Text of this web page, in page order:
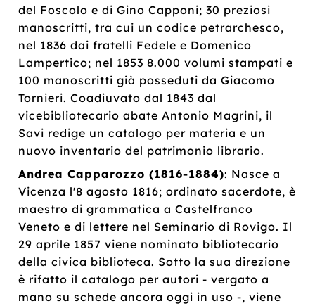
del Foscolo e di Gino Capponi; 30 preziosi
manoscritti, tra cui un codice petrarchesco,
nel 1836 dai fratelli Fedele e Domenico
Lampertico; nel 1853 8.000 volumi stampati e
100 manoscritti già posseduti da Giacomo
Tornieri. Coadiuvato dal 1843 dal
vicebibliotecario abate Antonio Magrini, il
Savi redige un catalogo per materia e un
nuovo inventario del patrimonio librario.
Andrea Capparozzo (1816-1884): Nasce a
Vicenza l'8 agosto 1816; ordinato sacerdote, è
maestro di grammatica a Castelfranco
Veneto e di lettere nel Seminario di Rovigo. Il
29 aprile 1857 viene nominato bibliotecario
della civica biblioteca. Sotto la sua direzione
è rifatto il catalogo per autori - vergato a
mano su schede ancora oggi in uso -, viene